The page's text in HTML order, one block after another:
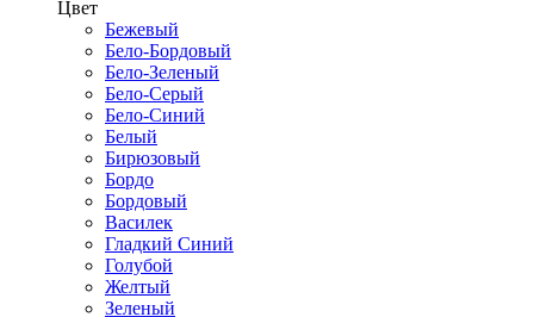
Цвет
Бежевый
Бело-Бордовый
Бело-Зеленый
Бело-Серый
Бело-Синий
Белый
Бирюзовый
Бордо
Бордовый
Василек
Гладкий Синий
Голубой
Желтый
Зеленый